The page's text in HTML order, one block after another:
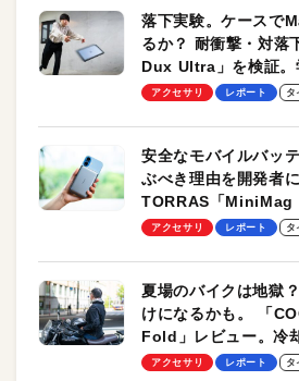
落下実験。ケースで
るか？ 耐衝撃・対落
Dux Ultra」を検証。
のモバイルユースに
アクセサリ レポート タ
安全なモバイルバッ
ぶべき理由を開発者に
TORRAS「MiniMag
ーも
アクセサリ レポート タ
夏場のバイクは地獄
けになるかも。 「
Fold」レビュー。冷
却プレート、シンプ
アクセサリ レポート タ